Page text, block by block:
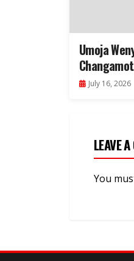
Umoja
July 16, 2026
LEAVE
You